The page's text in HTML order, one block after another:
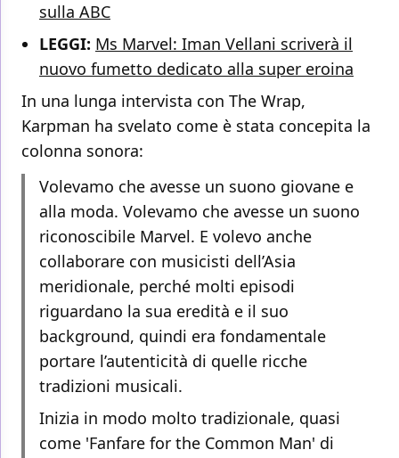
sulla ABC
LEGGI: Ms Marvel: Iman Vellani scriverà il
nuovo fumetto dedicato alla super eroina
In una lunga intervista con The Wrap,
Karpman ha svelato come è stata concepita la
colonna sonora:
Volevamo che avesse un suono giovane e
alla moda. Volevamo che avesse un suono
riconoscibile Marvel. E volevo anche
collaborare con musicisti dell’Asia
meridionale, perché molti episodi
riguardano la sua eredità e il suo
background, quindi era fondamentale
portare l’autenticità di quelle ricche
tradizioni musicali.
Inizia in modo molto tradizionale, quasi
come 'Fanfare for the Common Man' di